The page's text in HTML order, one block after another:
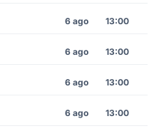
6 ago 13:00
6 ago 13:00
6 ago 13:00
6 ago 13:00